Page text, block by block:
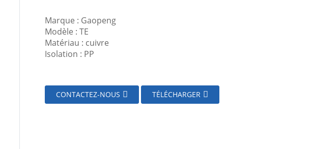
Marque : Gaopeng
Modèle : TE
Matériau : cuivre
Isolation : PP
CONTACTEZ-NOUS TÉLÉCHARGER